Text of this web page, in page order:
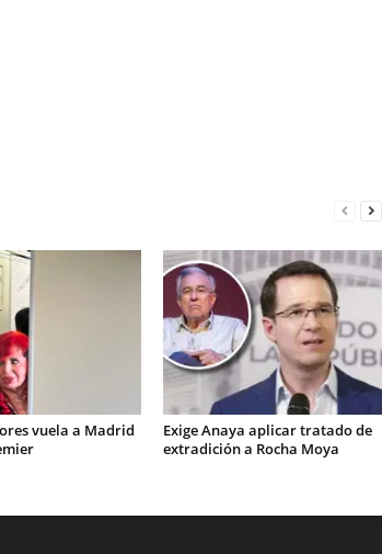
vuela a Madrid
Exige Anaya aplicar tratado de
extradición a Rocha Moya